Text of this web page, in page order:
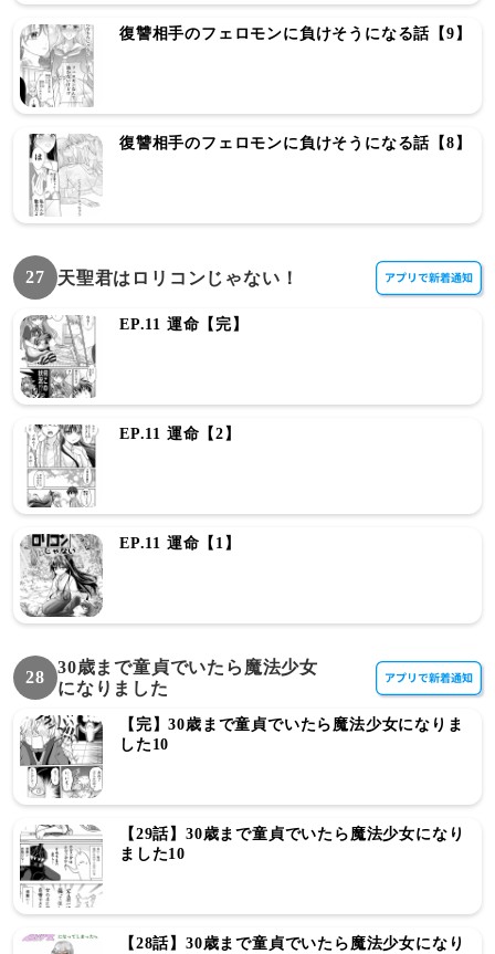
復讐相手のフェロモンに負けそうになる話【9】
復讐相手のフェロモンに負けそうになる話【8】
27 天聖君はロリコンじゃない！
EP.11 運命【完】
EP.11 運命【2】
EP.11 運命【1】
28
30歳まで童貞でいたら魔法少女
になりました
【完】30歳まで童貞でいたら魔法少女になりま
した10
【29話】30歳まで童貞でいたら魔法少女になり
ました10
【28話】30歳まで童貞でいたら魔法少女になり